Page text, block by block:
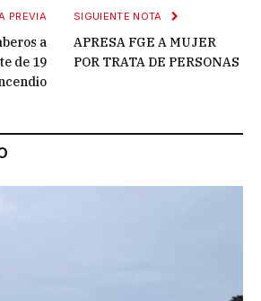
PREVIA
a
de 19
SIGUIENTE NOTA
APRESA FGE A MUJER
POR TRATA DE PERSONAS